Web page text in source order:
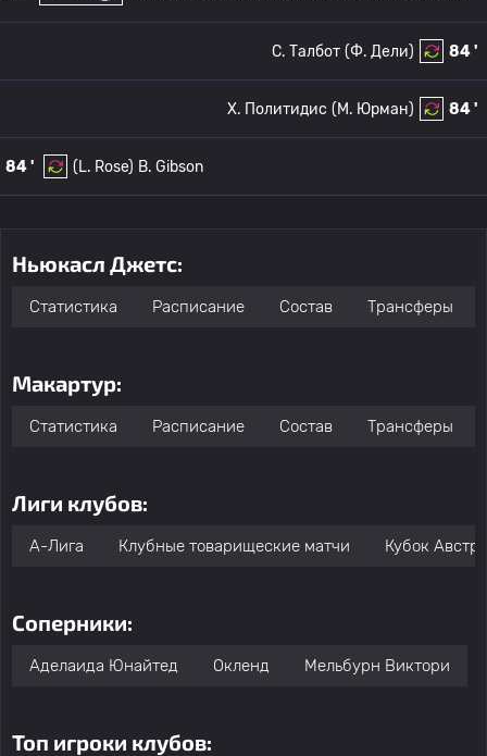
84 '
(Ф. Дели)
C. Талбот
84 '
(М. Юрман)
Х. Политидис
84 ' (L. Rose) B. Gibson
Ньюкасл Джетс:
Статистика Расписание Состав Трансферы
Макартур:
Статистика Расписание Состав Трансферы
Лиги клубов:
А-Лига Клубные товарищеские матчи Кубок
Соперники:
Аделаида Юнайтед Окленд Мельбурн Виктори
Топ игроки клубов: